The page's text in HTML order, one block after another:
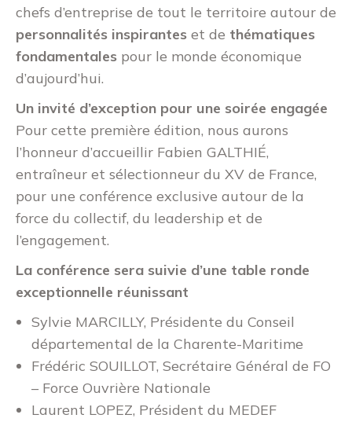
chefs d’entreprise de tout le territoire autour de
personnalités inspirantes et de thématiques
fondamentales pour le monde économique
d’aujourd’hui.
Un invité d’exception pour une soirée engagée
Pour cette première édition, nous aurons
l’honneur d’accueillir Fabien GALTHIÉ,
entraîneur et sélectionneur du XV de France,
pour une conférence exclusive autour de la
force du collectif, du leadership et de
l’engagement.
La conférence sera suivie d’une table ronde
exceptionnelle réunissant
Sylvie MARCILLY, Présidente du Conseil
départemental de la Charente-Maritime
Frédéric SOUILLOT, Secrétaire Général de FO
– Force Ouvrière Nationale
Laurent LOPEZ, Président du MEDEF